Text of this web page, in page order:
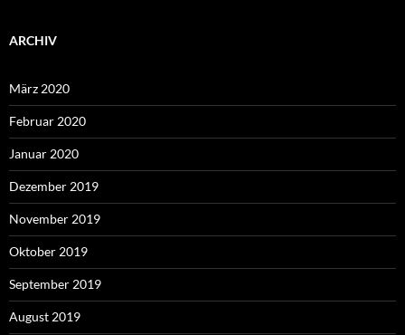
ARCHIV
März 2020
Februar 2020
Januar 2020
Dezember 2019
November 2019
Oktober 2019
September 2019
August 2019